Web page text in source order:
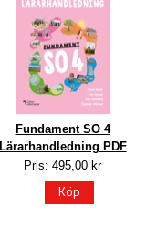
Fundament SO 4
Lärarhandledning PDF
Pris: 495,00 kr
Köp